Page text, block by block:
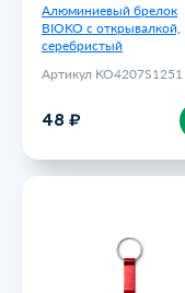
Алюминиевый брелок
BIOKO с открывалкой,
серебристый
Артикул KO4207S1251
48 ₽
Алюминиевый
BIOKO с
Артикул